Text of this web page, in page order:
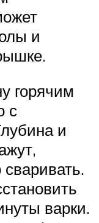
и
горячим
с
и
варки.